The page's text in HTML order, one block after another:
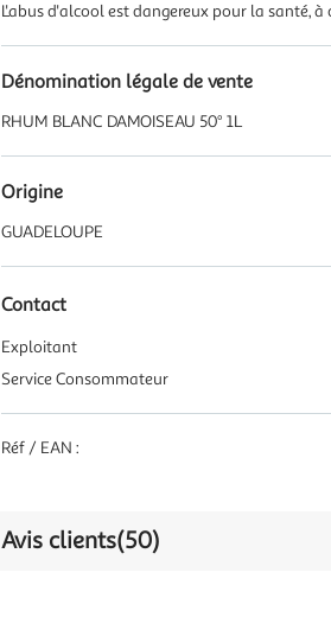
L'abus d'alcool est dangereux pour la santé,
Dénomination légale de vente
RHUM BLANC DAMOISEAU 50° 1L
Origine
GUADELOUPE
Contact
Exploitant
Service Consommateur
Réf / EAN :
Avis clients(50)